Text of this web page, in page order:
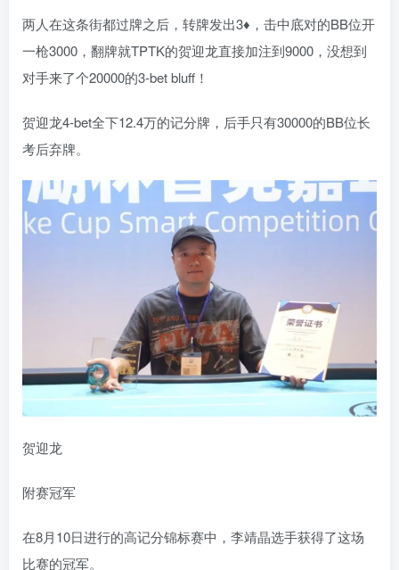
两人在这条街都过牌之后，转牌发出3♦️，击中底对的BB位开
一枪3000，翻牌就TPTK的贺迎龙直接加注到9000，没想到
对手来了个20000的3-bet bluff！
贺迎龙4-bet全下12.4万的记分牌，后手只有30000的BB位长
考后弃牌。
贺迎龙
附赛冠军
在8月10日进行的高记分锦标赛中，李靖晶选手获得了这场
比赛的冠军。